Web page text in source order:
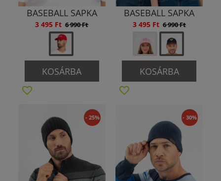
BASEBALL SAPKA
3 495 Ft 6 990 Ft
KOSÁRBA
BASEBALL SAPKA
3 495 Ft 6 990 Ft
KOSÁRBA
- 25% - 30%